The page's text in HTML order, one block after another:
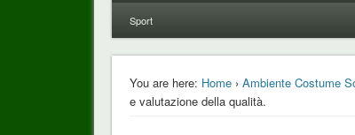
Sport
You are here: Home› Ambiente Costume
e valutazione della qualità.